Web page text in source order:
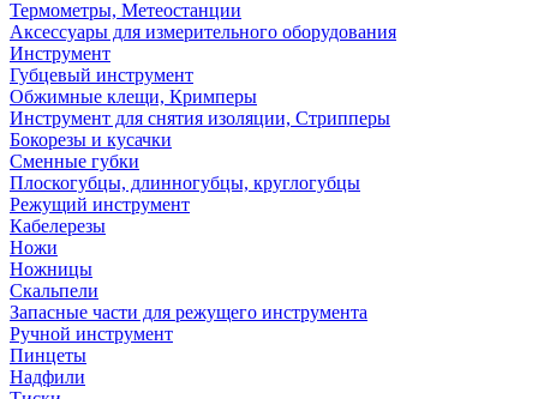
Термометры, Метеостанции
Аксессуары для измерительного оборудования
Инструмент
Губцевый инструмент
Обжимные клещи, Кримперы
Инструмент для снятия изоляции, Стрипперы
Бокорезы и кусачки
Сменные губки
Плоскогубцы, длинногубцы, круглогубцы
Режущий инструмент
Кабелерезы
Ножи
Ножницы
Скальпели
Запасные части для режущего инструмента
Ручной инструмент
Пинцеты
Надфили